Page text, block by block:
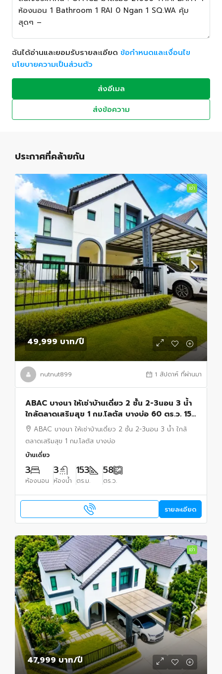
ฉันได้อ่านและยอมรับรายละเอียด ข้อกำหนดและเงื่อนไข
นโยบายความเป็นส่วนตัว
ส่งอีเมล
ส่งข้อความ
ประกาศที่คล้ายกัน
เช่า
49,999 บาท/ปี
nutnut899 1 สัปดาห์ ที่ผ่านมา
ABAC บางนา ให้เช่าบ้านเดี่ยว 2 ชั้น 2-3นอน 3 น้ำ
ใกล้ตลาดเสริมสุข 1 กม.โลตัส บางบ่อ 60 ตร.ว. 153
ตร.ม. 1.3 กม
ABAC บางนา ให้เช่าบ้านเดี่ยว 2 ชั้น 2-3นอน 3 น้ำ ใกล้
ตลาดเสริมสุข 1 กม.โลตัส บางบ่อ
บ้านเดี่ยว
3
ห้องนอน
3
ห้องน้ำ
153
ตร.ม.
58
ตร.ว.
รายละเอียด
เช่า
47,999 บาท/ปี